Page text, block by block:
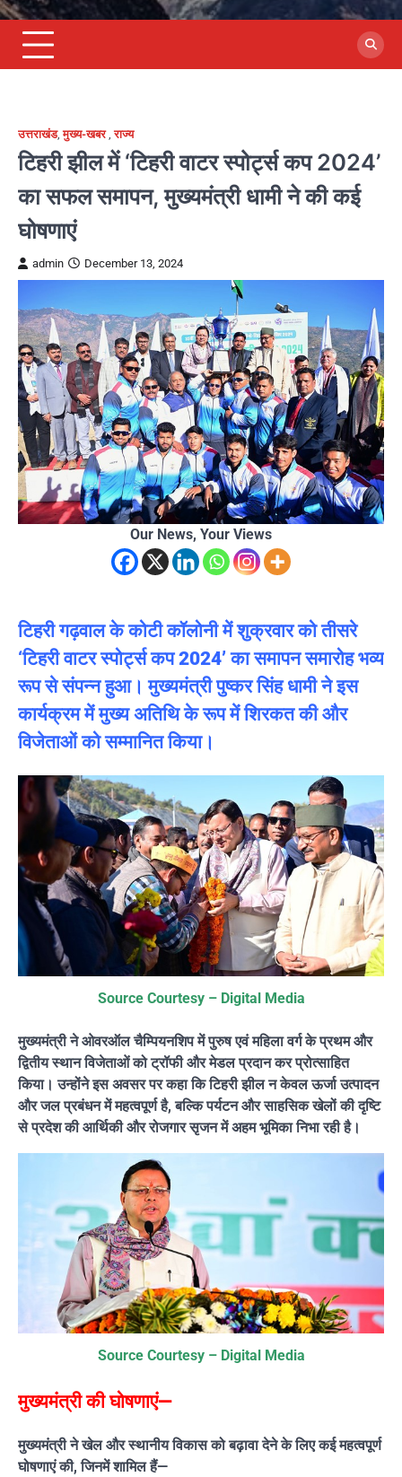
उत्तराखंड,मुख्य-खबर,राज्य
टिहरी झील में ‘टिहरी वाटर स्पोर्ट्स कप 2024’
का सफल समापन, मुख्यमंत्री धामी ने की कई
घोषणाएं
admin December 13, 2024
Our News, Your Views
टिहरी गढ़वाल के कोटी कॉलोनी में शुक्रवार को तीसरे
‘टिहरी वाटर स्पोर्ट्स कप 2024’ का समापन समारोह भव्य
रूप से संपन्न हुआ। मुख्यमंत्री पुष्कर सिंह धामी ने इस
कार्यक्रम में मुख्य अतिथि के रूप में शिरकत की और
विजेताओं को सम्मानित किया।
Source Courtesy – Digital Media
मुख्यमंत्री ने ओवरऑल चैम्पियनशिप में पुरुष एवं महिला वर्ग के प्रथम और
द्वितीय स्थान विजेताओं को ट्रॉफी और मेडल प्रदान कर प्रोत्साहित
किया। उन्होंने इस अवसर पर कहा कि टिहरी झील न केवल ऊर्जा उत्पादन
और जल प्रबंधन में महत्वपूर्ण है, बल्कि पर्यटन और साहसिक खेलों की दृष्टि
से प्रदेश की आर्थिकी और रोजगार सृजन में अहम भूमिका निभा रही है।
Source Courtesy – Digital Media
मुख्यमंत्री की घोषणाएं—
मुख्यमंत्री ने खेल और स्थानीय विकास को बढ़ावा देने के लिए कई महत्वपूर्ण
घोषणाएं की, जिनमें शामिल हैं—